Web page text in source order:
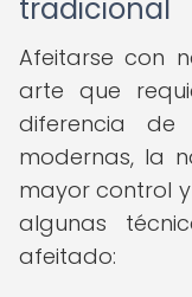
tradicional
Afeitarse con
arte que
diferencia
modernas, la
mayor control
algunas
afeitado: